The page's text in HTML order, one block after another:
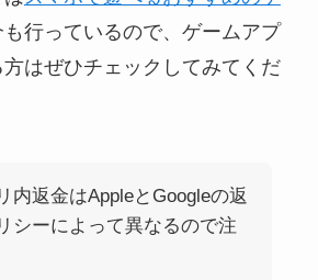
も行っているので、ゲームアプ
はぜひチェックしてみてくだ
内返金はAppleとGoogleの返
シーによって異なるので注